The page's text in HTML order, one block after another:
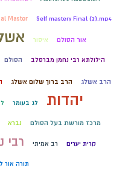
Self mastery Final (2).mp4
Master
אור הסולם איסור
הילולתא רבי נחמן מברסלב הסולם
הרב אשלג הרב ברוך שלום אשלג
יהדות לג בעומר
מרכז מורשת בעל הסולם נברא
קרית יערים רב אמיתי רבי
תורה אור